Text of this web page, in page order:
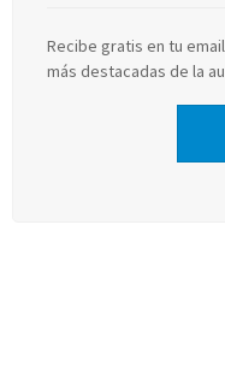
Recibe gratis en tu
más destacadas de la